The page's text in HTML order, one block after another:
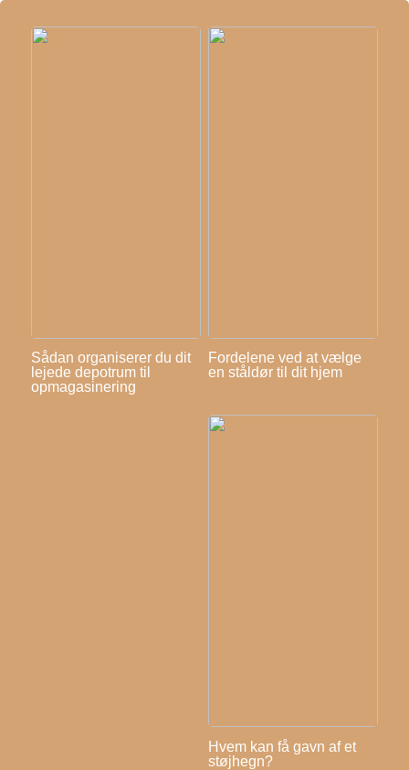
Sådan organiserer du dit
lejede depotrum til
opmagasinering
Fordelene ved at vælge
en ståldør til dit hjem
Hvem kan få gavn af et
støjhegn?